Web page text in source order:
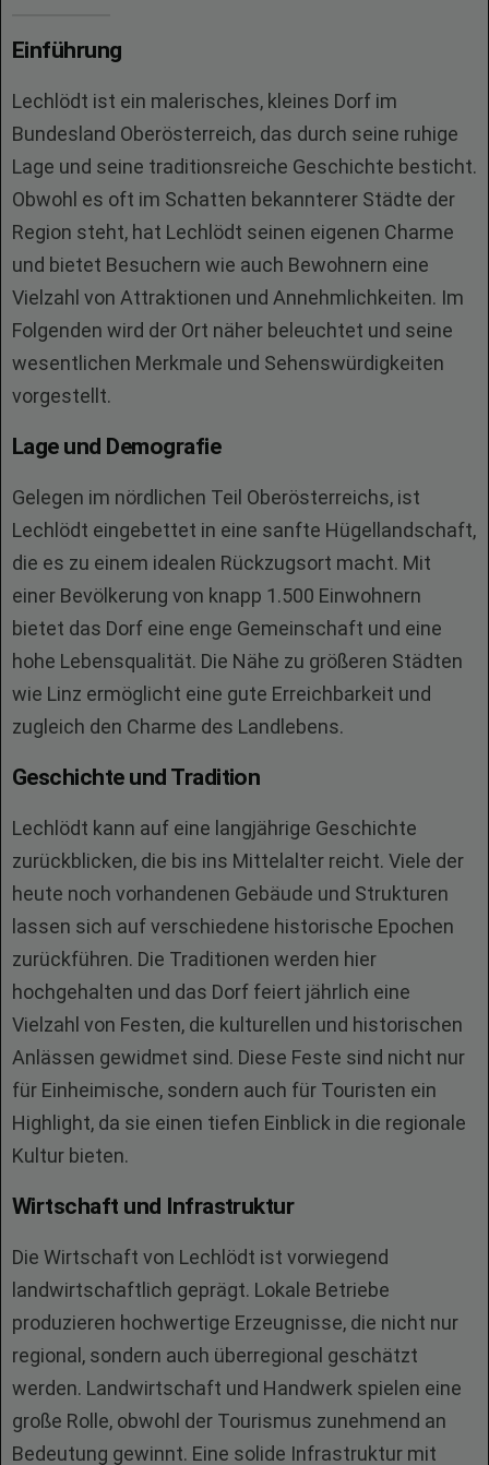
Einführung
Lechlödt ist ein malerisches, kleines Dorf im
Bundesland Oberösterreich, das durch seine ruhige
Lage und seine traditionsreiche Geschichte besticht.
Obwohl es oft im Schatten bekannterer Städte der
Region steht, hat Lechlödt seinen eigenen Charme
und bietet Besuchern wie auch Bewohnern eine
Vielzahl von Attraktionen und Annehmlichkeiten. Im
Folgenden wird der Ort näher beleuchtet und seine
wesentlichen Merkmale und Sehenswürdigkeiten
vorgestellt.
Lage und Demografie
Gelegen im nördlichen Teil Oberösterreichs, ist
Lechlödt eingebettet in eine sanfte Hügellandschaft,
die es zu einem idealen Rückzugsort macht. Mit
einer Bevölkerung von knapp 1.500 Einwohnern
bietet das Dorf eine enge Gemeinschaft und eine
hohe Lebensqualität. Die Nähe zu größeren Städten
wie Linz ermöglicht eine gute Erreichbarkeit und
zugleich den Charme des Landlebens.
Geschichte und Tradition
Lechlödt kann auf eine langjährige Geschichte
zurückblicken, die bis ins Mittelalter reicht. Viele der
heute noch vorhandenen Gebäude und Strukturen
lassen sich auf verschiedene historische Epochen
zurückführen. Die Traditionen werden hier
hochgehalten und das Dorf feiert jährlich eine
Vielzahl von Festen, die kulturellen und historischen
Anlässen gewidmet sind. Diese Feste sind nicht nur
für Einheimische, sondern auch für Touristen ein
Highlight, da sie einen tiefen Einblick in die regionale
Kultur bieten.
Wirtschaft und Infrastruktur
Die Wirtschaft von Lechlödt ist vorwiegend
landwirtschaftlich geprägt. Lokale Betriebe
produzieren hochwertige Erzeugnisse, die nicht nur
regional, sondern auch überregional geschätzt
werden. Landwirtschaft und Handwerk spielen eine
große Rolle, obwohl der Tourismus zunehmend an
Bedeutung gewinnt. Eine solide Infrastruktur mit